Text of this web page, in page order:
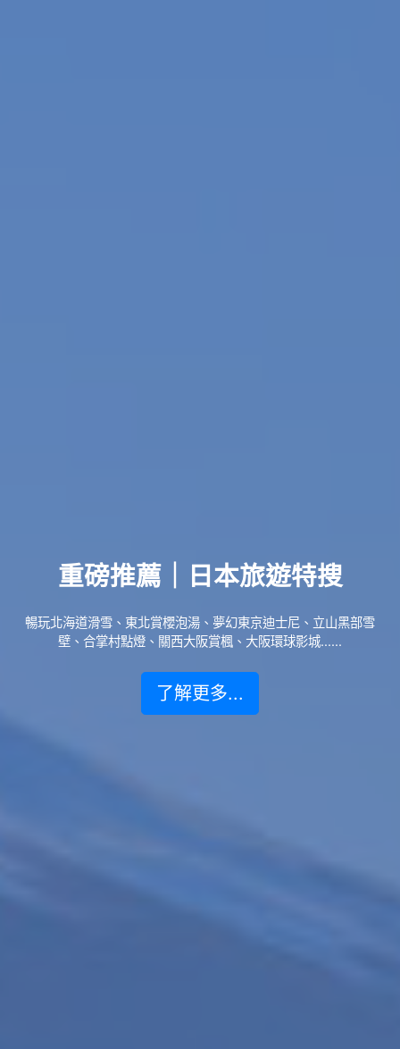
重磅推薦｜日本旅遊特搜
暢玩北海道滑雪、東北賞櫻泡湯、夢幻東京迪士尼、立山黑部雪
壁、合掌村點燈、關西大阪賞楓、大阪環球影城......
了解更多...